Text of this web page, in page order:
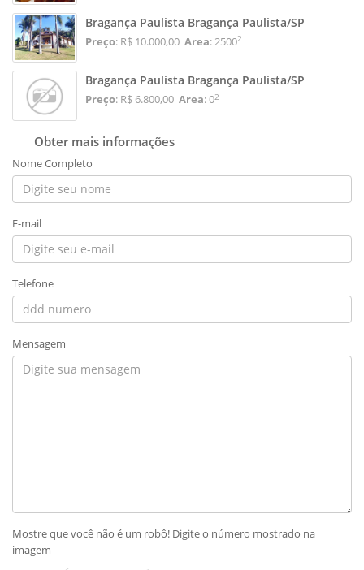
Bragança Paulista Bragança Paulista/SP
Preço: R$ 10.000,00 Area: 25002
Bragança Paulista Bragança Paulista/SP
Preço: R$ 6.800,00 Area: 02
Obter mais informações
Nome Completo
E-mail
Telefone
Mensagem
Mostre que você não é um robô! Digite o número mostrado na
imagem